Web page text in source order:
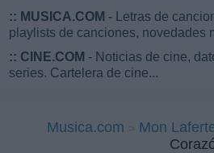
:: MUSICA.COM - Letras de
playlists de canciones, novedades
:: CINE.COM - Noticias de cine,
series. Cartelera de cine...
Musica.com Mon